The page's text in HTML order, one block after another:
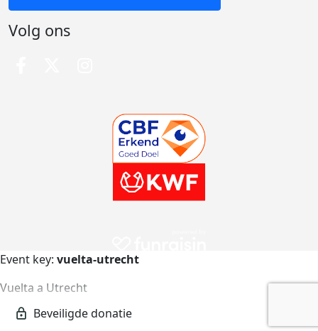
Volg ons
Event key: vuelta-utrecht
Vuelta a Utrecht
vuelta-utrecht